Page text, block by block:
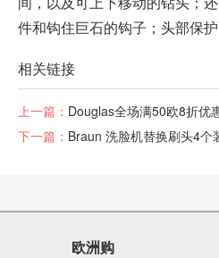
间，以及可上下移动的钻头；
件和钩住巨石的钩子；头部保
相关链接
上一篇： Douglas全场满50欧8折优
下一篇： Braun 洗脸机替换刷头4
欧洲购